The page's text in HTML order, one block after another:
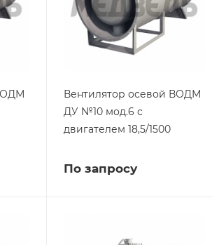
Вентилятор осевой ВОДМ
ДУ №10 мод.6 с
двигателем 18,5/1500
По запросу